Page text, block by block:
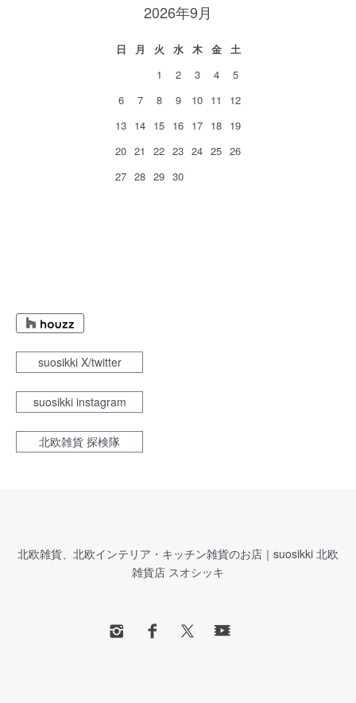
2026年9月
日 月 火 水 木 金
土
1
2 3 4
5
6
7 8 9 10 11
12
13 14 15 16 17 18 19
20 21 22 23 24 25 26
27 28 29 30
suosikki X/twitter
suosikki instagram
北欧雑貨 探検隊
北欧雑貨、北欧インテリア・キッチン雑貨のお店｜suosikki 北欧
雑貨店 スオシッキ